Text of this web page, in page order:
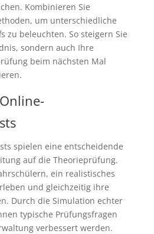
Kombinieren Sie
um unterschiedliche
zu beleuchten. So steigern Sie
sondern auch Ihre
beim nächsten Mal
spielen eine entscheidende
auf die Theorieprüfung.
ein realistisches
und gleichzeitig ihre
Durch die Simulation echter
typische Prüfungsfragen
verbessert werden.